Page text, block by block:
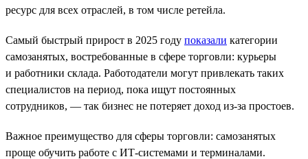
ресурс для всех отраслей, в том числе ретейла.
Самый быстрый прирост в 2025 году показали категории
самозанятых, востребованные в сфере торговли: курьеры
и работники склада. Работодатели могут привлекать таких
специалистов на период, пока ищут постоянных
сотрудников, — так бизнес не потеряет доход из-за простоев.
Важное преимущество для сферы торговли: самозанятых
проще обучить работе с ИТ-системами и терминалами.